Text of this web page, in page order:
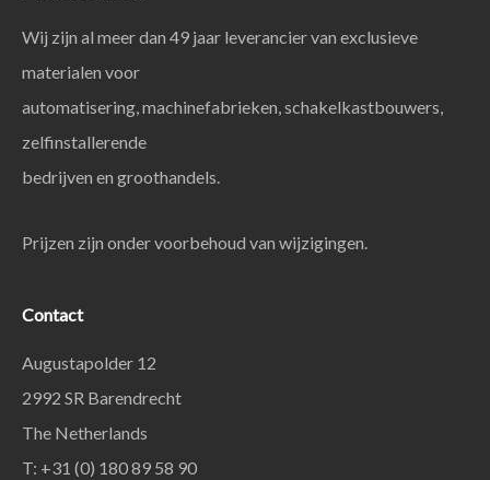
Wij zijn al meer dan 49 jaar leverancier van exclusieve
materialen voor
automatisering, machinefabrieken, schakelkastbouwers,
zelfinstallerende
bedrijven en groothandels.
Prijzen zijn onder voorbehoud van wijzigingen.
Contact
Augustapolder 12
2992 SR Barendrecht
The Netherlands
T: +31 (0) 180 89 58 90